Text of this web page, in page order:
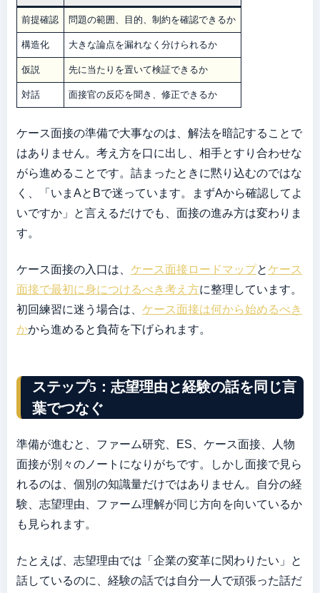
前提確認 問題の範囲、目的、制約を確認できるか
構造化 大きな論点を漏れなく分けられるか
仮説 先に当たりを置いて検証できるか
対話 面接官の反応を聞き、修正できるか
ケース面接の準備で大事なのは、解法を暗記することで
はありません。考え方を口に出し、相手とすり合わせな
がら進めることです。詰まったときに黙り込むのではな
く、「いまAとBで迷っています。まずAから確認してよ
いですか」と言えるだけでも、面接の進み方は変わりま
す。
ケース面接の入口は、 ケース面接ロードマップとケース
面接で最初に身につけるべき考え方に整理しています。
初回練習に迷う場合は、 ケース面接は何から始めるべき
かから進めると負荷を下げられます。
ステップ5：志望理由と経験の話を同じ言
葉でつなぐ
準備が進むと、ファーム研究、ES、ケース面接、人物
面接が別々のノートになりがちです。しかし面接で見ら
れるのは、個別の知識量だけではありません。自分の経
験、志望理由、ファーム理解が同じ方向を向いているか
も見られます。
たとえば、志望理由では「企業の変革に関わりたい」と
話しているのに、経験の話では自分一人で頑張った話だ